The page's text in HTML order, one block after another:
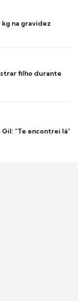
kg na gravidez
filho durante
"Te encontrei lá"